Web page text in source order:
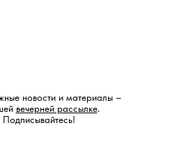
новости и материалы –
вечерней рассылке.
Подписывайтесь!